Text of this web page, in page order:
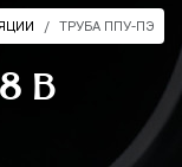
ТРУБА ППУ-ПЭ
В